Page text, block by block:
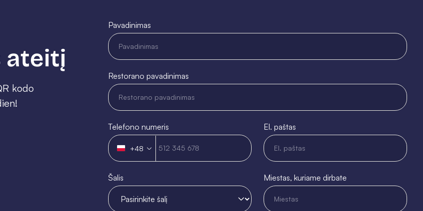
ateitį
kodo
Pavadinimas
Restorano pavadinimas
Telefono numeris
Poland
+48
+48
El. paštas
Šalis Miestas, kuriame dirbate